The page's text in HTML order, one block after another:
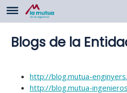
Blogs de la
http://blog.mutua-
http://blog.mutua-